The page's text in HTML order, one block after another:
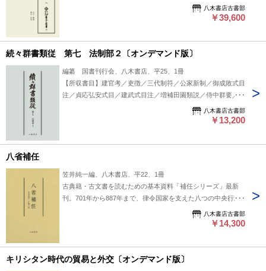
姫・椎本・総角 #八木書店出版物/新天理図書館善本叢書/影印
八木書店古書部
￥39,600
続々群書類従 第七 法制部２〔オンデマンド版〕
編纂 国書刊行会、八木書店、平25、1冊
【所収書目】建官考／吏徴／三代制符／公家新制／御成敗式目
注／貞応弘安式目／建武式目注／増補田園類説／侍中群要／寛
文記／当今年中行事／条々聞書貞丈抄／諸国御関所覚書 #八木
八木書店古書部
￥13,200
八省補任
笠井純一編、八木書店、平22、1冊
古典籍・古文書を読むための基本資料「補任シリーズ」最新
刊。701年から887年まで、律令国家を支えた八つの中央行政
官庁の八省（中務・式部・治部・民部・兵部・刑部・大蔵・宮
内）官人に任命された人名と位階を、典拠史料を示し編年で掲
本◆歴史
八木書店古書部
￥14,300
キリシタン時代の貿易と外交〔オンデマンド版〕